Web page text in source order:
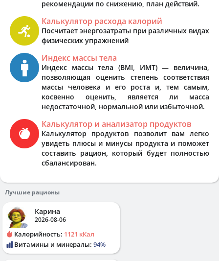
рекомендации по снижению, план действий.
Калькулятор расхода калорий
Посчитает энергозатраты при различных видах
физических упражнений
Индекс массы тела
Индекс массы тела (BMI, ИМТ) — величина,
позволяющая оценить степень соответствия
массы человека и его роста и, тем самым,
косвенно оценить, является ли масса
недостаточной, нормальной или избыточной.
Калькулятор и анализатор продуктов
Калькулятор продуктов позволит вам легко
увидеть плюсы и минусы продукта и поможет
составить рацион, который будет полностью
сбалансирован.
Лучшие рационы
Карина
2026-08-06
Калорийность: 1121 кКал
Витамины и минералы: 94%